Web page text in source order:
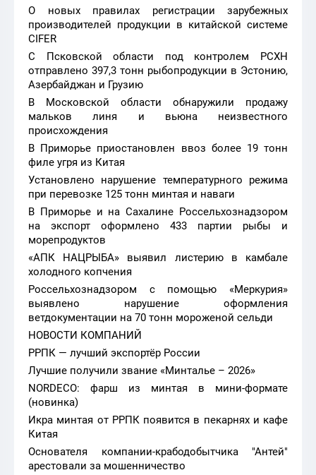
О новых правилах регистрации зарубежных
производителей продукции в китайской системе
CIFER
С Псковской области под контролем РСХН
отправлено 397,3 тонн рыбопродукции в Эстонию,
Азербайджан и Грузию
В Московской области обнаружили продажу
мальков линя и вьюна неизвестного
происхождения
В Приморье приостановлен ввоз более 19 тонн
филе угря из Китая
Установлено нарушение температурного режима
при перевозке 125 тонн минтая и наваги
В Приморье и на Сахалине Россельхознадзором
на экспорт оформлено 433 партии рыбы и
морепродуктов
«АПК НАЦРЫБА» выявил листерию в камбале
холодного копчения
Россельхознадзором с помощью «Меркурия»
выявлено нарушение оформления
ветдокументации на 70 тонн мороженой сельди
НОВОСТИ КОМПАНИЙ
РРПК — лучший экспортёр России
Лучшие получили звание «Минталье – 2026»
NORDECO: фарш из минтая в мини-формате
(новинка)
Икра минтая от РРПК появится в пекарнях и кафе
Китая
Основателя компании-крабодобытчика "Антей"
арестовали за мошенничество